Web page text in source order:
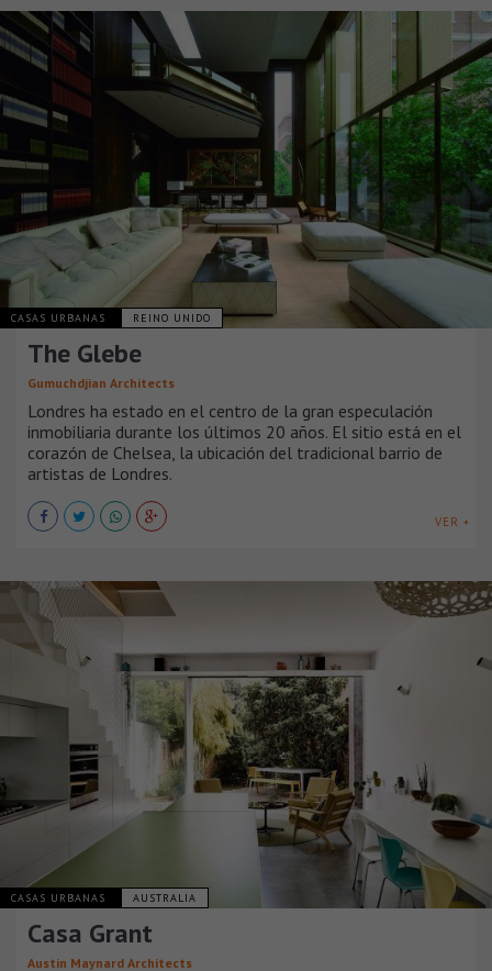
CASAS URBANAS REINO UNIDO
The Glebe
Gumuchdjian Architects
Londres ha estado en el centro de la gran especulación
inmobiliaria durante los últimos 20 años. El sitio está en el
corazón de Chelsea, la ubicación del tradicional barrio de
artistas de Londres.
VER +
CASAS URBANAS AUSTRALIA
Casa Grant
Austin Maynard Architects